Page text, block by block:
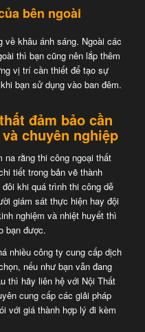
bên ngoài
về khâu ánh sáng. Ngoài các
thì bạn cũng nên lắp thêm
vị trí cần thiết để tạo sự
bạn sử dụng vào ban đêm.
đảm bảo cần
chuyên nghiệp
na rằng thi công ngoại thất
tiết trong bản vẽ thành
khi quá trình thi công dễ
giám sát thực hiện hay đội
nghiệm và nhiệt huyết thì
bạn được.
nhiều công ty cung cấp dịch
nếu như bạn vẫn đang
thì hãy liên hệ với Nội Thất
cung cấp các giải pháp
với giá thành hợp lý đi kèm